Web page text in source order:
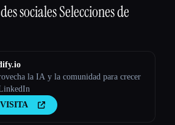
socialesSelecciones de
la IA y la comunidad para crecer
VISITA